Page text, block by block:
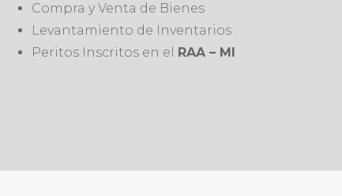
Compra y Venta de Bienes
Levantamiento de Inventarios
Peritos Inscritos en el RAA – MI